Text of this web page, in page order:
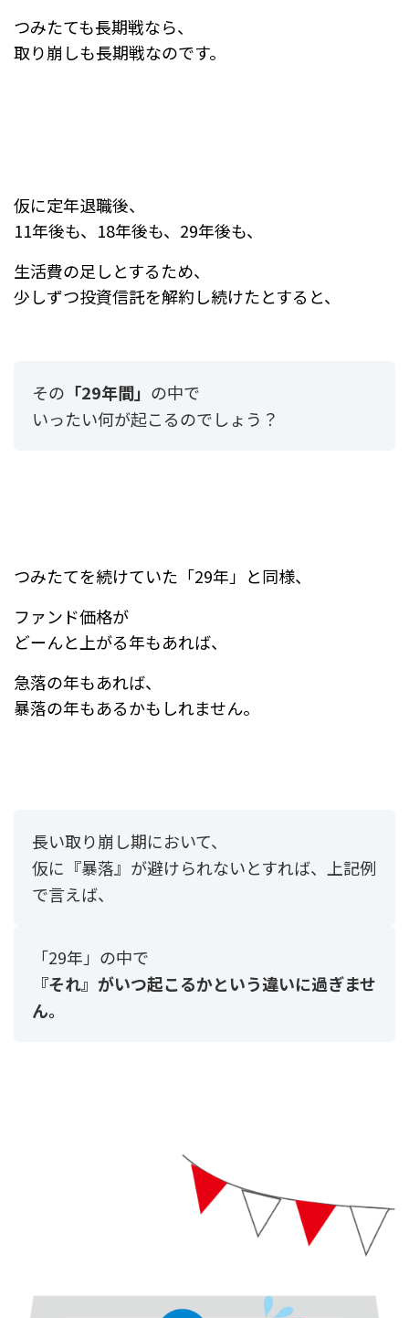
つみたても長期戦なら、
取り崩しも長期戦なのです。
仮に定年退職後、
11年後も、18年後も、29年後も、
生活費の足しとするため、
少しずつ投資信託を解約し続けたとすると、
その 「29年間」 の中で
いったい何が起こるのでしょう？
つみたてを続けていた「29年」と同様、
ファンド価格が
どーんと上がる年もあれば、
急落の年もあれば、
暴落の年もあるかもしれません。
長い取り崩し期において、
仮に『暴落』が避けられないとすれば、上記例
で言えば、
「29年」の中で
『それ』がいつ起こるかという違いに過ぎませ
ん。